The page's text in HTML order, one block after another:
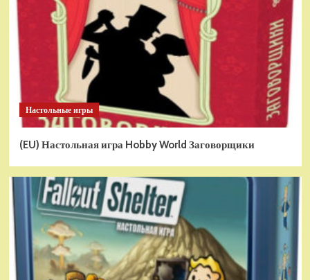
Настольные игры
(EU) Настольная игра Hobby World Заговорщики